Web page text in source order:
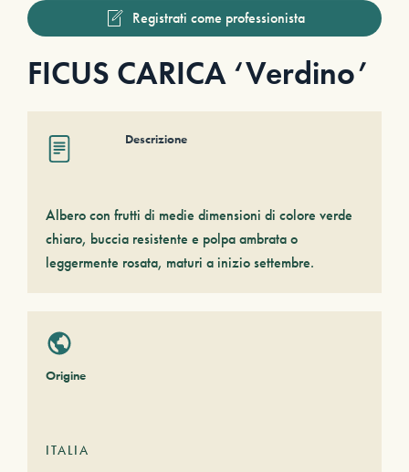
Registrati come professionista
FICUS CARICA ‘Verdino’
Descrizione
Albero con frutti di medie dimensioni di colore verde
chiaro, buccia resistente e polpa ambrata o
leggermente rosata, maturi a inizio settembre.
Origine
ITALIA